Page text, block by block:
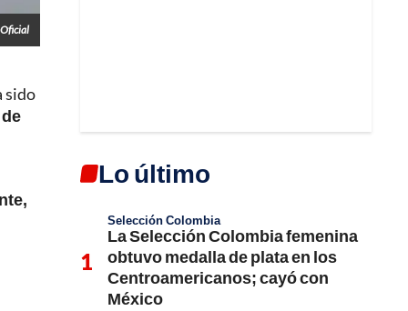
sido
Lo último
Selección Colombia
La Selección Colombia femenina
obtuvo medalla de plata en los
Centroamericanos; cayó con
México